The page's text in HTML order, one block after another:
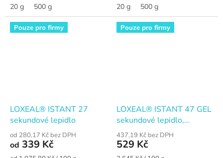
20 g 500 g 20 g 500 g
Pouze pro firmy
LOXEAL® ISTANT 27
sekundové lepidlo
od 280,17 Kč bez DPH
od 339 Kč
Pouze pro firmy
LOXEAL® ISTANT 47 GEL
sekundové lepidlo,
tixotropní
437,19 Kč bez DPH
529 Kč